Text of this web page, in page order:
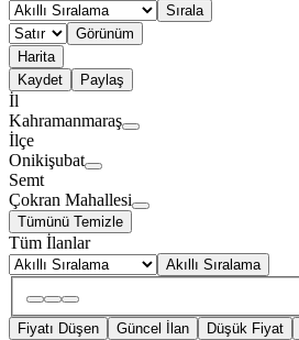
Sırala
Görünüm
Harita
Kaydet
Paylaş
İl
Kahramanmaraş
İlçe
Onikişubat
Semt
Çokran Mahallesi
Tümünü Temizle
Tüm İlanlar
Akıllı Sıralama
Fiyatı Düşen Güncel İlan Düşük Fiyat